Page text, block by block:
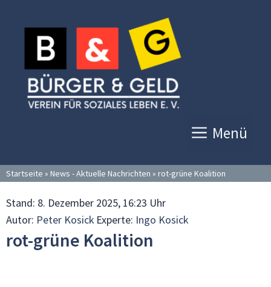
Inhalt
springen
Menü
Startseite » News - Aktuelle Nachrichten » rot-grüne Koalition
Stand: 8. Dezember 2025, 16:23 Uhr
Autor: Peter Kosick Experte: Ingo Kosick
rot-grüne Koalition